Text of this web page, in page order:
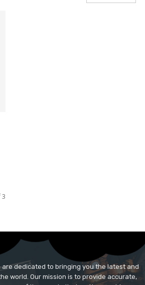
3
are dedicated to bringing you the latest and
world. Our mission is to provide accurate,